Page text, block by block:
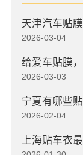
2026-03-04
给爱车贴膜
2026-03-03
宁夏有哪些
2026-02-04
上海贴车衣